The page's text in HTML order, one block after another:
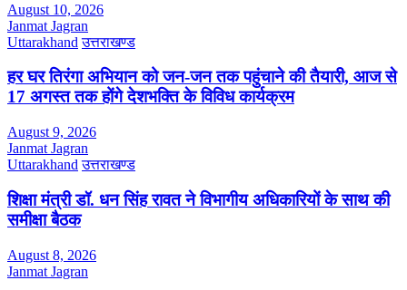
August 10, 2026
Janmat Jagran
Uttarakhand उत्तराखण्ड
हर घर तिरंगा अभियान को जन-जन तक पहुंचाने की तैयारी, आज से
17 अगस्त तक होंगे देशभक्ति के विविध कार्यक्रम
August 9, 2026
Janmat Jagran
Uttarakhand उत्तराखण्ड
शिक्षा मंत्री डॉ. धन सिंह रावत ने विभागीय अधिकारियों के साथ की
समीक्षा बैठक
August 8, 2026
Janmat Jagran